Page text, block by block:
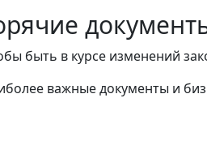
быть в курсе изменений
важные документы и